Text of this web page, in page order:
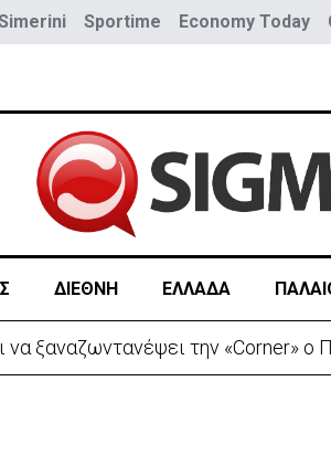
Sportime Economy Today
ΔΙΕΘΝΗ ΕΛΛΑΔΑ
Ιράν: Απορρίπτει τη συμφωνία